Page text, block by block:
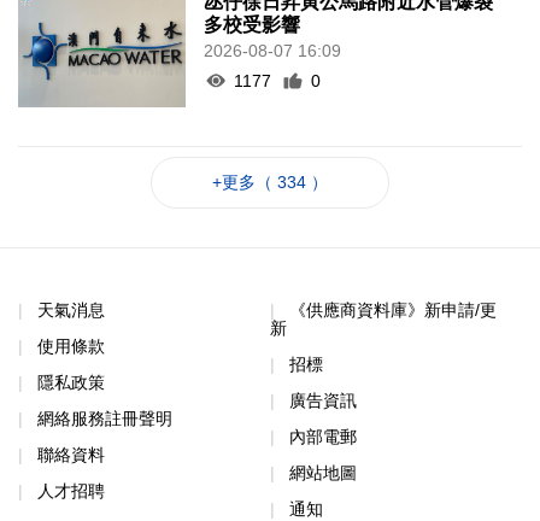
多校受影響
2026-08-07 16:09
1177
0
+更多（ 334 ）
天氣消息
使用條款
隱私政策
網絡服務註冊聲明
聯絡資料
人才招聘
《供應商資料庫》新申請/更
新
招標
廣告資訊
內部電郵
網站地圖
通知